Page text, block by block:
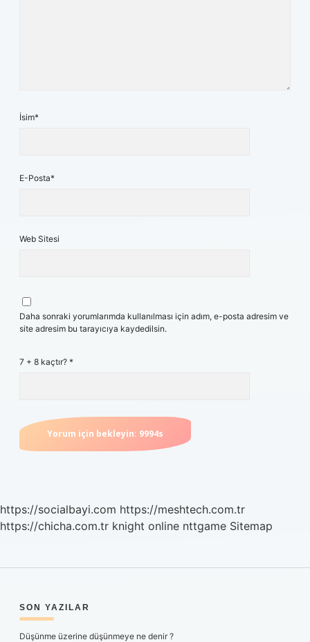
İsim*
E-Posta*
Web Sitesi
Daha sonraki yorumlarımda kullanılması için adım, e-posta adresim ve
site adresim bu tarayıcıya kaydedilsin.
7 + 8 kaçtır? *
https://socialbayi.com https://meshtech.com.tr
https://chicha.com.tr knight online nttgame Sitemap
SIDEBAR
SON YAZILAR
Düşünme üzerine düşünmeye ne denir ?